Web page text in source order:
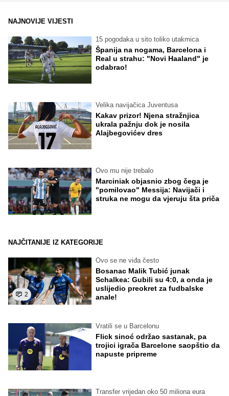
NAJNOVIJE VIJESTI
15 pogodaka u sito toliko utakmica
Španija na nogama, Barcelona i
Real u strahu: "Novi Haaland" je
odabrao!
Velika navijačica Juventusa
Kakav prizor! Njena stražnjica
ukrala pažnju dok je nosila
Alajbegovićev dres
Ovo mu nije trebalo
Marciniak objasnio zbog čega je
"pomilovao" Messija: Navijači i
struka ne mogu da vjeruju šta priča
NAJČITANIJE IZ KATEGORIJE
2
Ovo se ne viđa često
Bosanac Malik Tubić junak
Schalkea: Gubili su 4:0, a onda je
uslijedio preokret za fudbalske
anale!
Vratili se u Barcelonu
Flick sinoć održao sastanak, pa
trojici igrača Barcelone saopštio da
napuste pripreme
Transfer vrijedan oko 50 miliona eura